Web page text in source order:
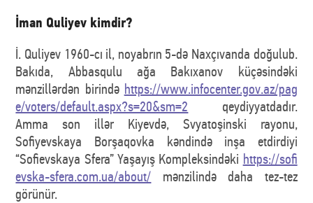
İman Quliyev kimdir?
İ. Quliyev 1960-cı il, noyabrın 5-də Naxçıvanda doğulub.
Bakıda, Abbasqulu ağa Bakıxanov küçəsindəki
mənzillərdən birində https://www.infocenter.gov.az/pag
e/voters/default.aspx?s=20&sm=2 qeydiyyatdadır.
Amma son illər Kiyevdə, Svyatoşinski rayonu,
Sofiyevskaya Borşaqovka kəndində inşa etdirdiyi
“Sofievskaya Sfera” Yaşayış Kompleksindəki https://sofi
evska-sfera.com.ua/about/ mənzilində daha tez-tez
görünür.